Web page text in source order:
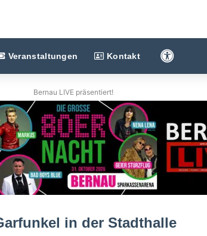
Veranstaltungen Kontakt
Bernau LIVE präsentiert!
in der Stadthalle